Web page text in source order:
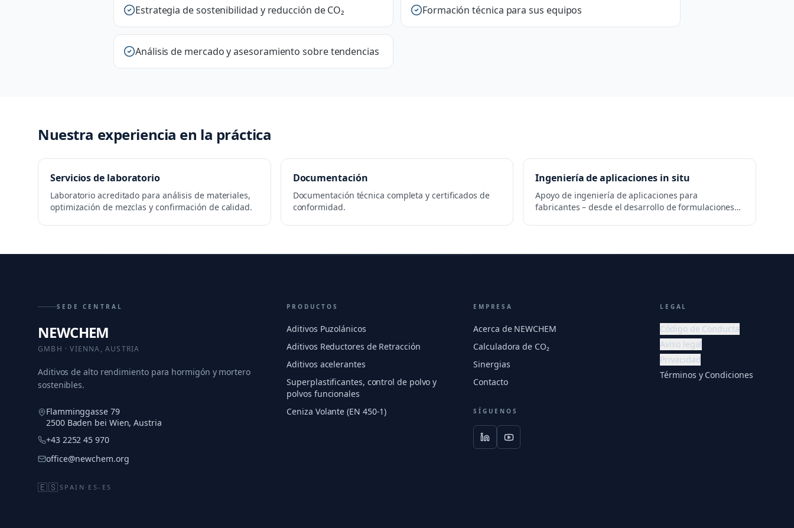
Estrategia de sostenibilidad y reducción de CO₂ Formación técnica para sus equipos
Análisis de mercado y asesoramiento sobre tendencias
Nuestra experiencia en la práctica
Servicios de laboratorio
Laboratorio acreditado para análisis de materiales,
optimización de mezclas y confirmación de calidad.
Documentación
Documentación técnica completa y certificados de
conformidad.
Ingeniería de aplicaciones in situ
Apoyo de ingeniería de aplicaciones para
fabricantes – desde el desarrollo de formulaciones
SEDE CENTRAL
NEWCHEM
GMBH · VIENNA, AUSTRIA
Aditivos de alto rendimiento para hormigón y mortero
sostenibles.
Flamminggasse 79
2500 Baden bei Wien, Austria
+43 2252 45 970
office@newchem.org
🇪🇸 SPAIN · ES-ES
PRODUCTOS
Aditivos Puzolánicos
Aditivos Reductores de Retracción
Aditivos acelerantes
Superplastificantes, control de polvo y
polvos funcionales
Ceniza Volante (EN 450-1)
EMPRESA
Acerca de NEWCHEM
Calculadora de CO₂
Sinergias
Contacto
SÍGUENOS
LEGAL
Código de Conducta
Aviso legal
Privacidad
Términos y Condiciones